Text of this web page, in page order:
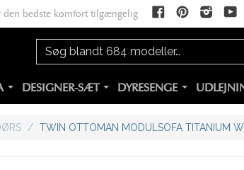
den bedste komfort tilgængelig
DESIGNER-SÆT DYRESENGE
/ TWIN OTTOMAN MODULSOFA TITANIUM